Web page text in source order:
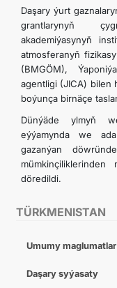
TÜRKMENISTAN
Umumy maglumatlar
Daşary syýasaty
Daşary ýurt
grantlarynyň
akademiýasynyň
atmosferanyň
(BMGÖM),
agentligi (JICA) bilen
boýunça birnäçe
Dünýäde ylmyň
eýýamynda we
gazanýan
döredildi.